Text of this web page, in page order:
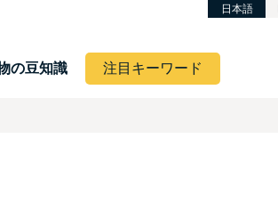
日本語
の豆知識 注目キーワード